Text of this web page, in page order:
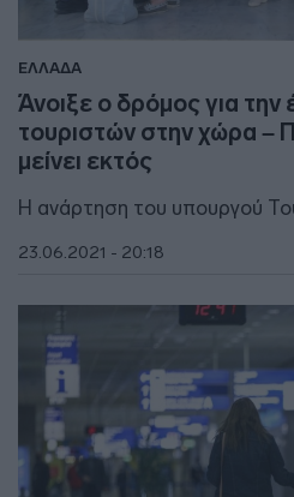
ΕΛΛΑΔΑ
Άνοιξε ο δρόμος για
τουριστών στην χώρα –
μείνει εκτός
Η ανάρτηση του υπουργού
23.06.2021 - 20:18